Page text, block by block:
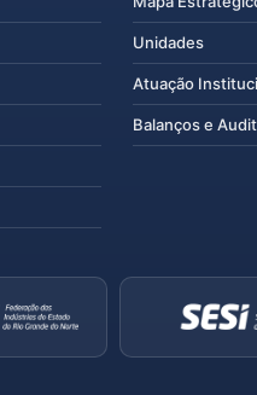
Unidades
Atuação
Balanços e